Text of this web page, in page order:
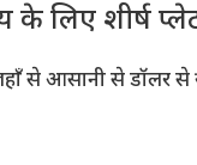
के लिए शीर्ष
से आसानी से डॉलर